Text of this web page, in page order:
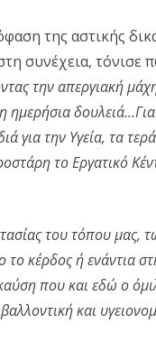
της αστικής
συνέχεια, τόνισε
την απεργιακή
ημερήσια
για την Υγεία, τα
το Εργατικό
του τόπου μας,
το κέρδος ή ενάντια
που και εδώ ο
και